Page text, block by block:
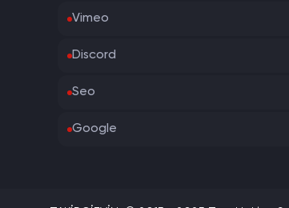
Vimeo
Discord
Seo
Google